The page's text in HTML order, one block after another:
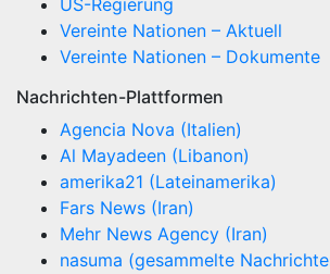
US-Regierung
Vereinte Nationen – Aktuell
Vereinte Nationen – Dokumente
Nachrichten-Plattformen
Agencia Nova (Italien)
Al Mayadeen (Libanon)
amerika21 (Lateinamerika)
Fars News (Iran)
Mehr News Agency (Iran)
nasuma (gesammelte